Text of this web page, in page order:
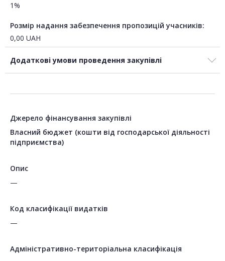
1%
Розмір надання забезпечення пропозицій учасників:
0,00 UAH
Додаткові умови проведення закупівлі
Джерело фінансування закупівлі
Власний бюджет (кошти від господарської діяльності
підприємства)
Опис
—
Код класифікації видатків
—
Адміністративно-територіальна класифікація